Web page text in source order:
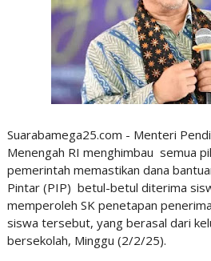
Suarabamega25.com - Menteri
Menengah RI menghimbau semua
pemerintah memastikan dana
Pintar (PIP) betul-betul diterima
memperoleh SK penetapan
siswa tersebut, yang berasal dari
bersekolah, Minggu (2/2/25).